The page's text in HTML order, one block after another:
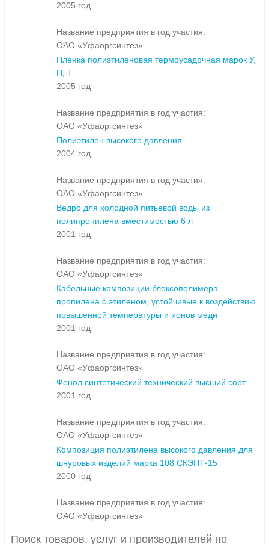
2005 год
Название предприятия в год участия:
ОАО «Уфаоргсинтез»
Пленка полиэтиленовая термоусадочная марок У,
П, Т
2005 год
Название предприятия в год участия:
ОАО «Уфаоргсинтез»
Полиэтилен высокого давления
2004 год
Название предприятия в год участия:
ОАО «Уфаоргсинтез»
Ведро для холодной питьевой воды из
полипропилена вместимостью 6 л
2001 год
Название предприятия в год участия:
ОАО «Уфаоргсинтез»
Кабельные композиции блоксополимера
пропилена с этиленом, устойчивые к воздействию
повышенной температуры и ионов меди
2001 год
Название предприятия в год участия:
ОАО «Уфаоргсинтез»
Фенол синтетический технический высший сорт
2001 год
Название предприятия в год участия:
ОАО «Уфаоргсинтез»
Композиция полиэтилена высокого давления для
шнуровых изделий марка 108 СКЭПТ-15
2000 год
Название предприятия в год участия:
ОАО «Уфаоргсинтез»
Поиск товаров, услуг и производителей по